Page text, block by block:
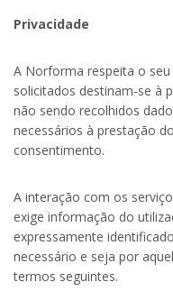
Privacidade
A Norforma respeita o
solicitados destinam-se à
não sendo recolhidos
necessários à prestação
consentimento.
A interação com os
exige informação do
expressamente
necessário e seja por
termos seguintes.